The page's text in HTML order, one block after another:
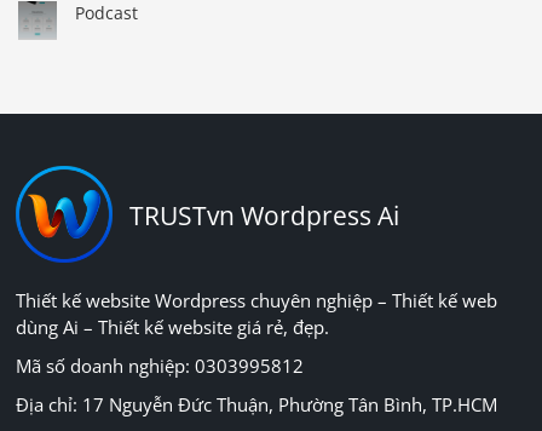
Podcast
TRUSTvn Wordpress Ai
Thiết kế website Wordpress chuyên nghiệp – Thiết kế web
dùng Ai – Thiết kế website giá rẻ, đẹp.
Mã số doanh nghiệp: 0303995812
Địa chỉ: 17 Nguyễn Đức Thuận, Phường Tân Bình, TP.HCM